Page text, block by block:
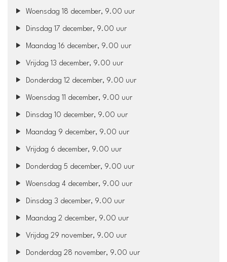
Woensdag 18 december, 9.00 uur
Dinsdag 17 december, 9.00 uur
Maandag 16 december, 9.00 uur
Vrijdag 13 december, 9.00 uur
Donderdag 12 december, 9.00 uur
Woensdag 11 december, 9.00 uur
Dinsdag 10 december, 9.00 uur
Maandag 9 december, 9.00 uur
Vrijdag 6 december, 9.00 uur
Donderdag 5 december, 9.00 uur
Woensdag 4 december, 9.00 uur
Dinsdag 3 december, 9.00 uur
Maandag 2 december, 9.00 uur
Vrijdag 29 november, 9.00 uur
Donderdag 28 november, 9.00 uur